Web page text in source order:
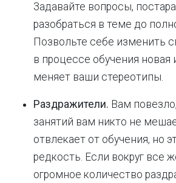
Задавайте вопросы,
разобраться в теме до
Позвольте себе изменить
в процессе обучения
меняет ваши стереотипы.
Раздражители. Вам
занятий вам никто не
отвлекает от обучения, но
редкость. Если вокруг все
огромное количество